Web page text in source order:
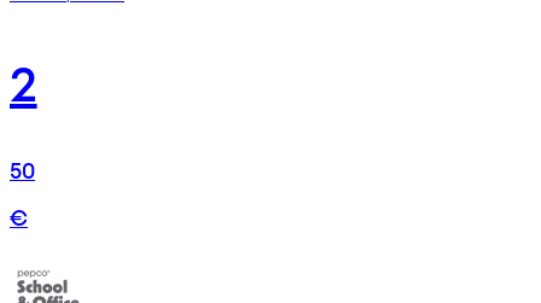
2
50
€